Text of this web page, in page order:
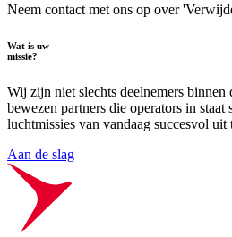
Neem contact met ons op over
Wat is uw
missie?
Wij zijn niet slechts deelnemers binnen
bewezen partners die operators in staat
luchtmissies van vandaag succesvol uit
Aan de slag